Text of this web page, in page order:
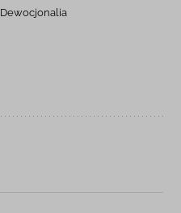
Dewocjonalia